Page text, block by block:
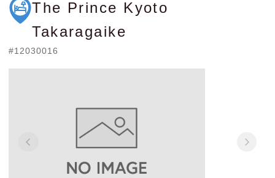
The Prince Kyoto
Takaragaike
#12030016